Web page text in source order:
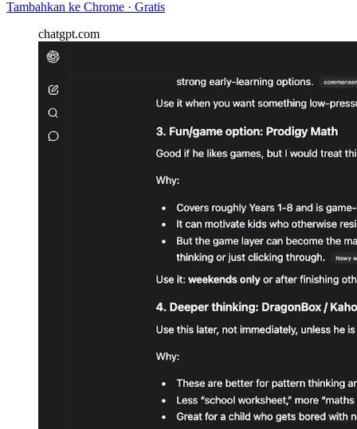
Tambahkan ke Chrome · Gratis
chatgpt.com